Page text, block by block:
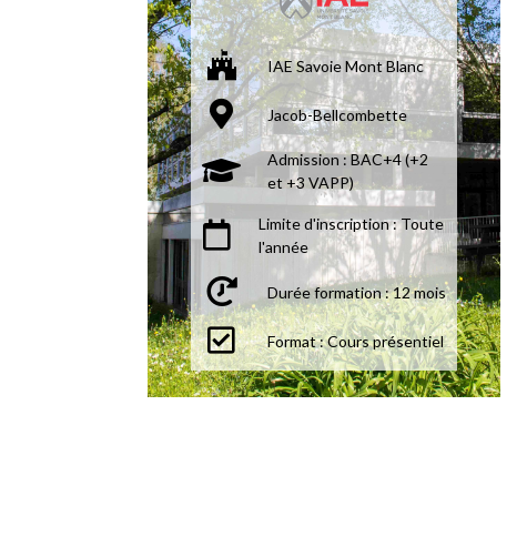
IAE Savoie Mont Blanc
Jacob-Bellcombette
Admission : BAC+4 (+2
et +3 VAPP)
Limite d'inscription : Toute
l'année
Durée formation : 12 mois
Format : Cours présentiel